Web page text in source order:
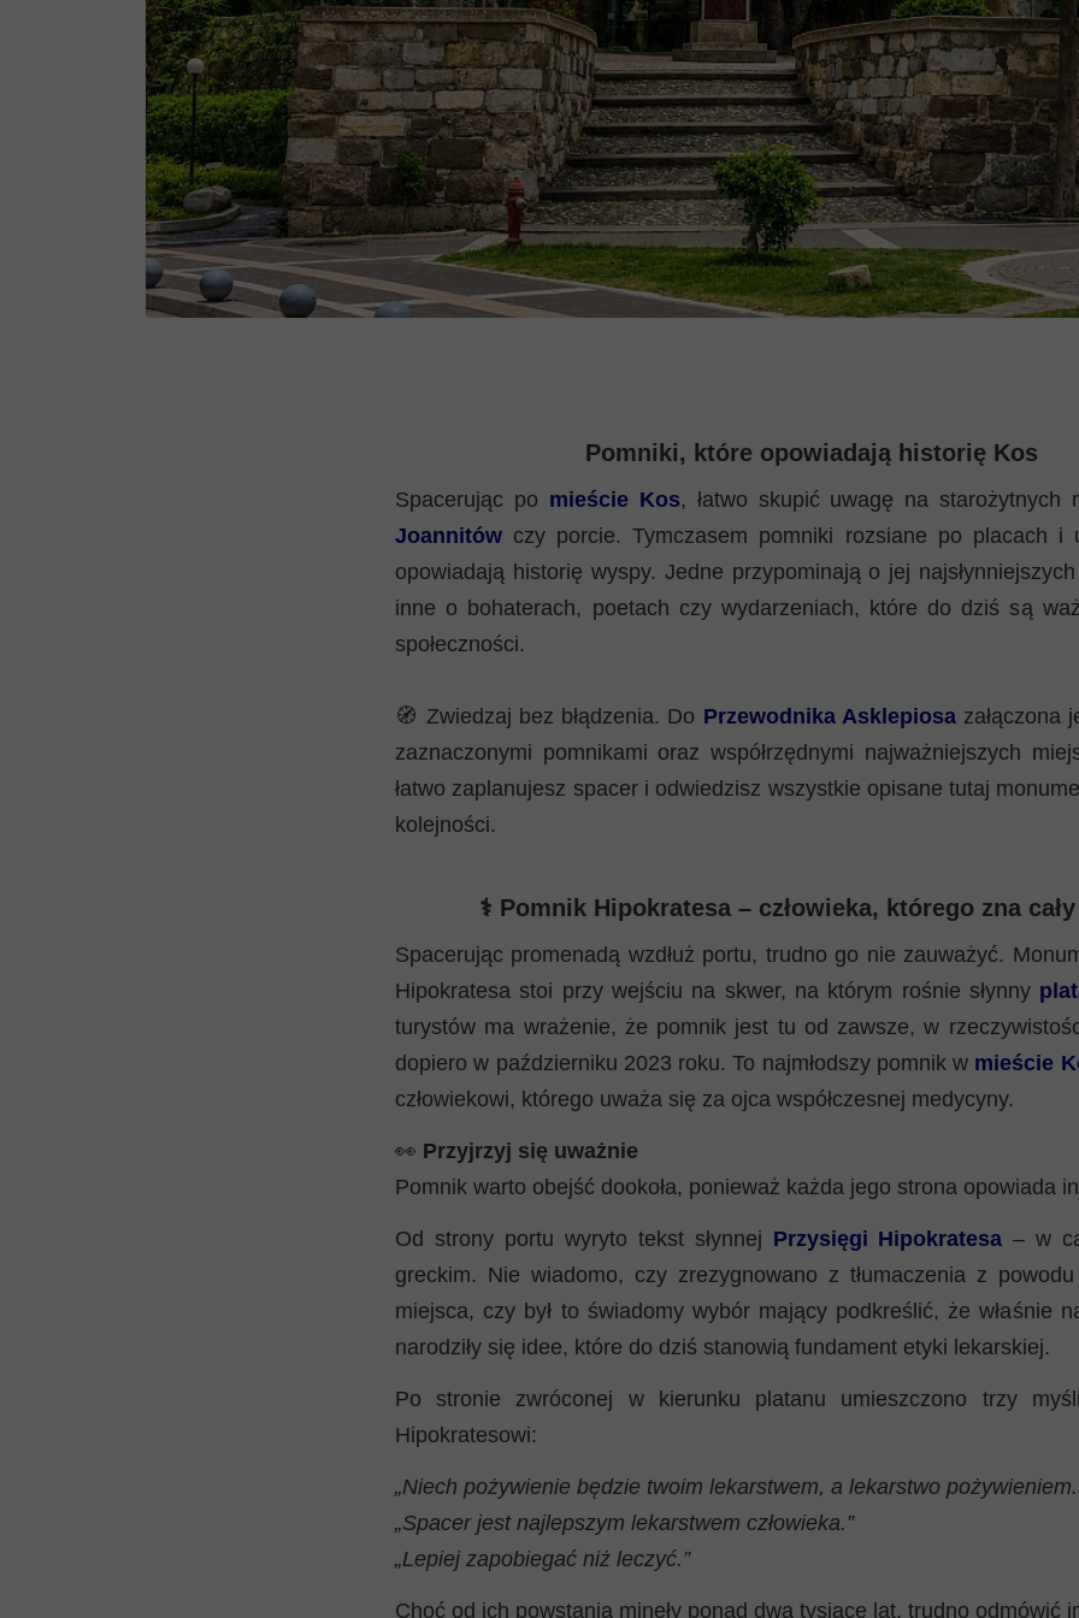
Pomniki, które opowiadają historię Kos
Spacerując po mieście Kos, łatwo skupić uwagę na starożytnych
Joannitów czy porcie. Tymczasem pomniki rozsiane po placach i
opowiadają historię wyspy. Jedne przypominają o jej
inne o bohaterach, poetach czy wydarzeniach, które do dziś są
społeczności.
🧭 Zwiedzaj bez błądzenia. Do Przewodnika Asklepiosa załączona
zaznaczonymi pomnikami oraz współrzędnymi najważniejszych
łatwo zaplanujesz spacer i odwiedzisz wszystkie opisane tutaj
kolejności.
⚕️ Pomnik Hipokratesa – człowieka, którego zna
Spacerując promenadą wzdłuż portu, trudno go nie zauważyć.
Hipokratesa stoi przy wejściu na skwer, na którym rośnie słynny
turystów ma wrażenie, że pomnik jest tu od zawsze, w
dopiero w październiku 2023 roku. To najmłodszy pomnik w mieście
człowiekowi, którego uważa się za ojca współczesnej medycyny.
👀 Przyjrzyj się uważnie
Pomnik warto obejść dookoła, ponieważ każda jego strona opowiada
Od strony portu wyryto tekst słynnej Przysięgi Hipokratesa – w
greckim. Nie wiadomo, czy zrezygnowano z tłumaczenia z
miejsca, czy był to świadomy wybór mający podkreślić, że właśnie
narodziły się idee, które do dziś stanowią fundament etyki lekarskiej.
Po stronie zwróconej w kierunku platanu umieszczono trzy
Hipokratesowi:
„Niech pożywienie będzie twoim lekarstwem, a lekarstwo
„Spacer jest najlepszym lekarstwem człowieka.”
„Lepiej zapobiegać niż leczyć.”
Choć od ich powstania minęły ponad dwa tysiące lat, trudno odmówić